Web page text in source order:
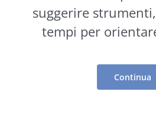
suggerire strumenti
tempi per
Continua